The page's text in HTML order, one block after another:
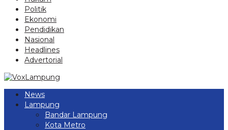
Politik
Ekonomi
Pendidikan
Nasional
Headlines
Advertorial
News
Lampung
Bandar Lampung
Kota Metro